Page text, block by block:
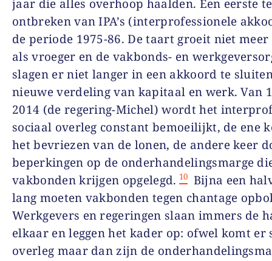
jaar die alles overhoop haalden. Een eerste
ontbreken van IPA’s (interprofessionele
de periode 1975-86. De taart groeit niet
als vroeger en de vakbonds- en
slagen er niet langer in een akkoord te
nieuwe verdeling van kapitaal en werk. Van
2014 (de regering-Michel) wordt het
sociaal overleg constant bemoeilijkt, de ene
het bevriezen van de lonen, de andere keer
beperkingen op de onderhandelingsmarge
vakbonden krijgen opgelegd. 10 Bijna een
lang moeten vakbonden tegen chantage
Werkgevers en regeringen slaan immers de
elkaar en leggen het kader op: ofwel komt er
overleg maar dan zijn de